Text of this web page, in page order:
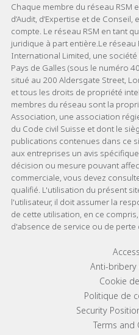
Chaque membre du réseau RSM
d’Audit, d’Expertise et de
compte. Le réseau RSM en tant
juridique à part entière.Le réseau
International Limited, une
Pays de Galles (sous le numéro
situé au 200 Aldersgate Street,
et tous les droits de propriété
membres du réseau sont la
Association, une association
du Code civil Suisse et dont le
publications contenues dans ce
aux entreprises un avis
décision ou mesure pouvant
commerciale, vous devez
qualifié. L'utilisation du présent
l'utilisateur, il doit assumer la
de cette utilisation, en ce
d'absence de service ou de perte
Footer menu links
Anti-
Cookie
Politique de
Security
Terms and